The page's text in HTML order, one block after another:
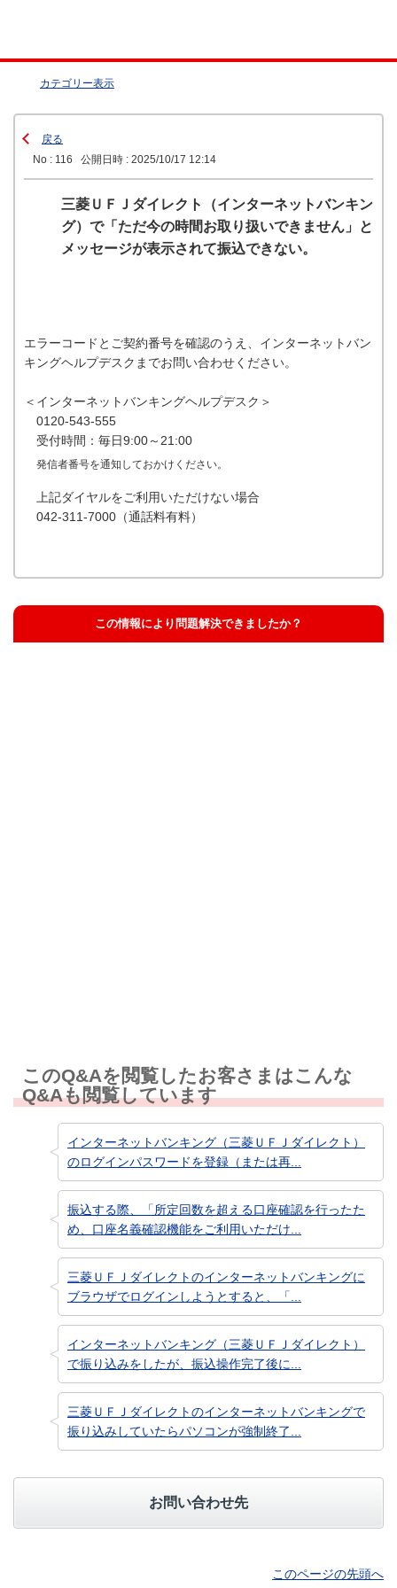
カテゴリー表示
戻る
No : 116
公開日時 : 2025/10/17 12:14
三菱ＵＦＪダイレクト（インターネットバンキン
グ）で「ただ今の時間お取り扱いできません」と
メッセージが表示されて振込できない。
エラーコードとご契約番号を確認のうえ、インターネットバン
キングヘルプデスクまでお問い合わせください。
＜インターネットバンキングヘルプデスク＞
0120-543-555
受付時間：毎日9:00～21:00
発信者番号を通知しておかけください。
上記ダイヤルをご利用いただけない場合
042-311-7000（通話料有料）
この情報により問題解決できましたか？
このQ&Aを閲覧したお客さまはこんな
Q&Aも閲覧しています
インターネットバンキング（三菱ＵＦＪダイレクト）
のログインパスワードを登録（または再...
振込する際、「所定回数を超える口座確認を行ったた
め、口座名義確認機能をご利用いただけ...
三菱ＵＦＪダイレクトのインターネットバンキングに
ブラウザでログインしようとすると、「...
インターネットバンキング（三菱ＵＦＪダイレクト）
で振り込みをしたが、振込操作完了後に...
三菱ＵＦＪダイレクトのインターネットバンキングで
振り込みしていたらパソコンが強制終了...
お問い合わせ先
このページの先頭へ